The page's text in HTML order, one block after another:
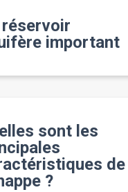
réservoir
important
sont les
de
?